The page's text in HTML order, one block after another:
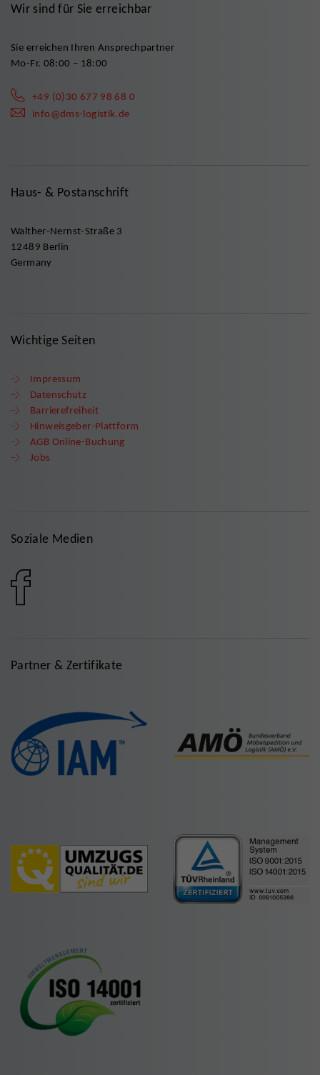
Wir sind für Sie erreichbar
Sie erreichen Ihren Ansprechpartner
Mo-Fr. 08:00 – 18:00
+49 (0)30 677 98 68 0
info@dms-logistik.de
Haus- & Postanschrift
Walther-Nernst-Straße 3
12489 Berlin
Germany
Wichtige Seiten
Impressum
Datenschutz
Barrierefreiheit
Hinweisgeber-Plattform
AGB Online-Buchung
Jobs
Soziale Medien
Partner & Zertifikate